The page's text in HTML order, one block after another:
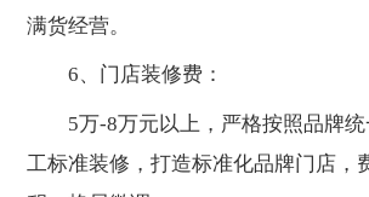
满货经营。
6、门店装修费：
5万-8万元以上，严格按照品牌统
工标准装修，打造标准化品牌门店，